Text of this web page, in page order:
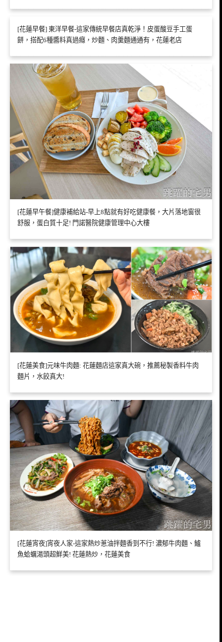
[花蓮早餐] 東洋早餐-這家傳統早餐店真乾淨！皮蛋酸豆手工蛋
餅，搭配6種醬料真過癮，炒麵、肉羹麵通通有，花蓮老店
[花蓮早午餐]健康補給站-早上8點就有好吃健康餐，大片落地窗很
舒服，蛋白質十足! 門諾醫院健康管理中心大樓
[花蓮美食]元味牛肉麵: 花蓮麵店這家真大碗，推薦秘製香料牛肉
麵片，水餃真大!
[花蓮宵夜]宵夜人家-這家熱炒蔥油拌麵香到不行! 濃郁牛肉麵、鱸
魚蛤蠣湯頭超鮮美! 花蓮熱炒，花蓮美食